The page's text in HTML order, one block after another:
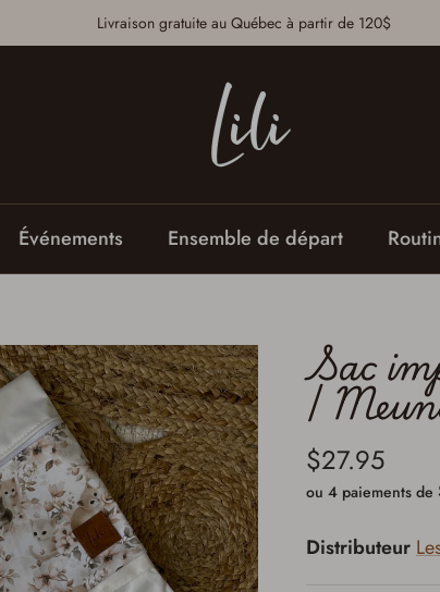
Livraison gratuite au Québec à partir de 120$
Événements Ensemble de départ
Sac
|
$27.95
ou 4 paiements de
Distributeur